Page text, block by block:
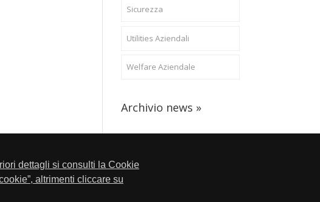
dettagli si consulti la Cookie
altrimenti cliccare su
Sicurezza
Utilities Aziendali
Welfare Aziendale
Archivio news »